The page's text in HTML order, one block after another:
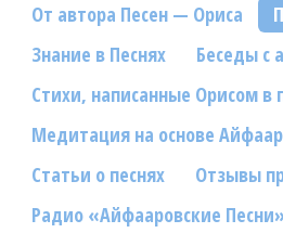
Скачать
Контакты
Фотогалерея
In English
Видео
От автора Песен — Ориса
Знание в Песнях
Беседы с
Стихи, написанные Орисом в
Медитация на основе
Статьи о песнях
Отзывы
Радио «Айфааровские